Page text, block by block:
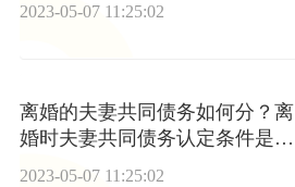
2023-05-07 11:25:02
离婚的夫妻共同债务如何分？离
婚时夫妻共同债务认定条件是什
么？
2023-05-07 11:25:02